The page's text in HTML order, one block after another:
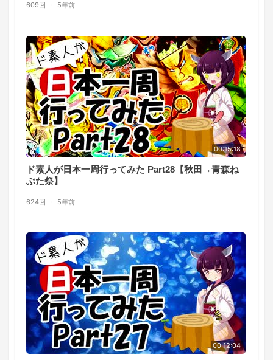
609回 · 5年前
00:15:18
ド素人が日本一周行ってみた Part28【秋田→青森ね
ぶた祭】
624回 · 5年前
00:12:04